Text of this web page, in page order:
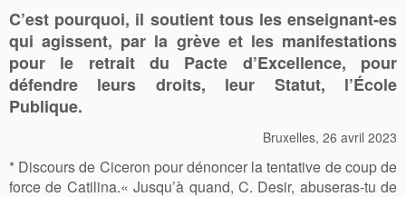
C’est pourquoi, il soutient tous les enseignant-es
qui agissent, par la grève et les manifestations
pour le retrait du Pacte d’Excellence, pour
défendre leurs droits, leur Statut, l’École
Publique.
Bruxelles, 26 avril 2023
* Discours de Ciceron pour dénoncer la tentative de coup de
force de Catilina.« Jusqu’à quand, C. Desir, abuseras-tu de